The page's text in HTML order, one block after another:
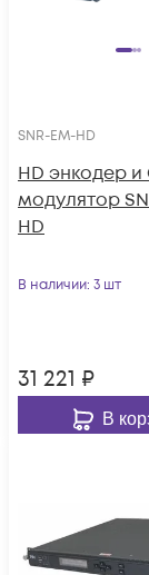
SNR-EM-HD
HD энкодер и
модулятор
HD
В наличии: 3 шт
31 221 ₽
В